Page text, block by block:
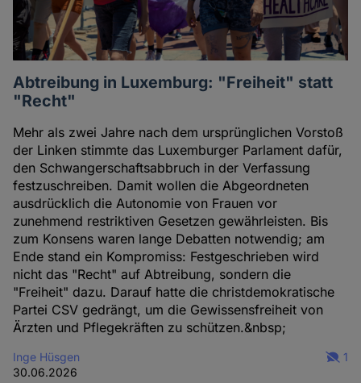
Abtreibung in Luxemburg: "Freiheit" statt
"Recht"
Mehr als zwei Jahre nach dem ursprünglichen Vorstoß
der Linken stimmte das Luxemburger Parlament dafür,
den Schwangerschaftsabbruch in der Verfassung
festzuschreiben. Damit wollen die Abgeordneten
ausdrücklich die Autonomie von Frauen vor
zunehmend restriktiven Gesetzen gewährleisten. Bis
zum Konsens waren lange Debatten notwendig; am
Ende stand ein Kompromiss: Festgeschrieben wird
nicht das "Recht" auf Abtreibung, sondern die
"Freiheit" dazu. Darauf hatte die christdemokratische
Partei CSV gedrängt, um die Gewissensfreiheit von
Ärzten und Pflegekräften zu schützen.&nbsp;
Inge Hüsgen
30.06.2026
1